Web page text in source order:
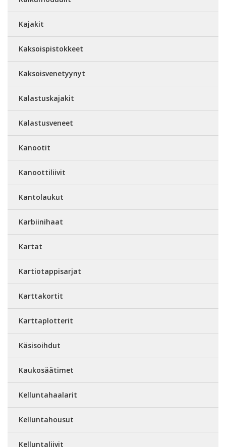
Kajakit
Kaksoispistokkeet
Kaksoisvenetyynyt
Kalastuskajakit
Kalastusveneet
Kanootit
Kanoottiliivit
Kantolaukut
Karbiinihaat
Kartat
Kartiotappisarjat
Karttakortit
Karttaplotterit
Käsisoihdut
Kaukosäätimet
Kelluntahaalarit
Kelluntahousut
Kelluntaliivit